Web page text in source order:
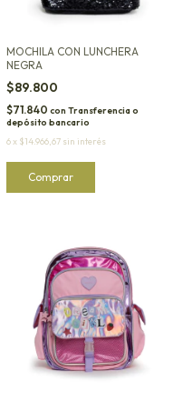
MOCHILA CON LUNCHERA
NEGRA
$89.800
$71.840 con Transferencia o
depósito bancario
6x $14.966,67 sin interés